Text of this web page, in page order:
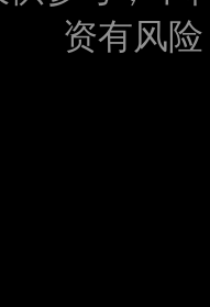
资有风